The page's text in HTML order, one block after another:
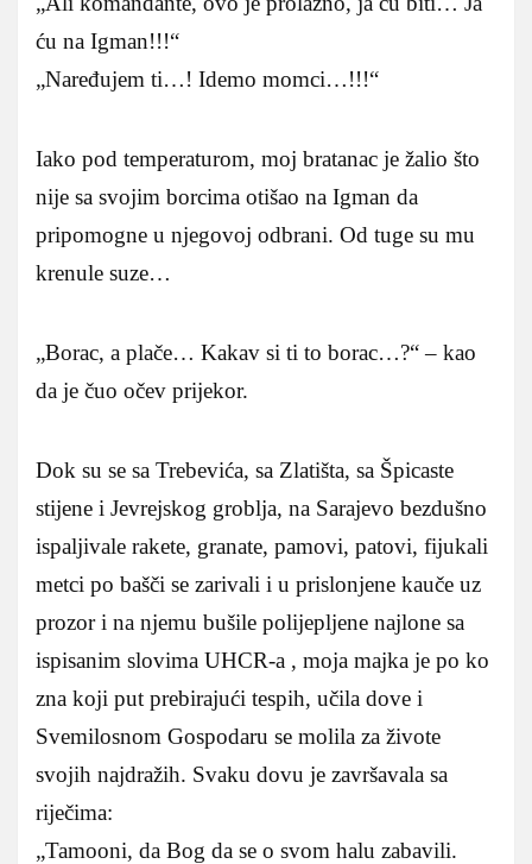
ću na Igman!!!“
„Naređujem ti…! Idemo momci…!!!“
Iako pod temperaturom, moj bratanac je žalio što
nije sa svojim borcima otišao na Igman da
pripomogne u njegovoj odbrani. Od tuge su mu
krenule suze…
„Borac, a plače… Kakav si ti to borac…?“ – kao
da je čuo očev prijekor.
Dok su se sa Trebevića, sa Zlatišta, sa Špicaste
stijene i Jevrejskog groblja, na Sarajevo bezdušno
ispaljivale rakete, granate, pamovi, patovi, fijukali
metci po bašči se zarivali i u prislonjene kauče uz
prozor i na njemu bušile polijepljene najlone sa
ispisanim slovima UHCR-a , moja majka je po ko
zna koji put prebirajući tespih, učila dove i
Svemilosnom Gospodaru se molila za živote
svojih najdražih. Svaku dovu je završavala sa
riječima:
„Tamooni, da Bog da se o svom halu zabavili.